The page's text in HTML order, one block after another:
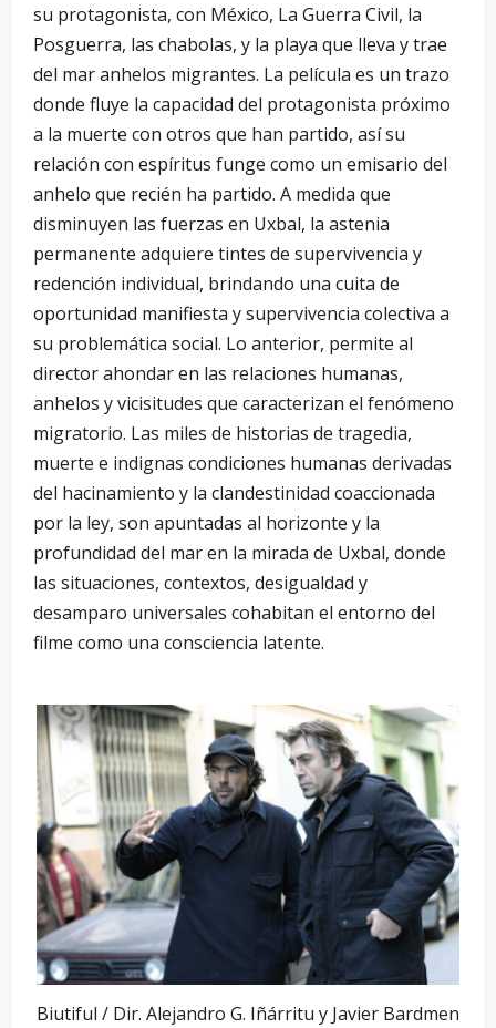
su protagonista, con México, La Guerra Civil, la
Posguerra, las chabolas, y la playa que lleva y trae
del mar anhelos migrantes. La película es un trazo
donde fluye la capacidad del protagonista próximo
a la muerte con otros que han partido, así su
relación con espíritus funge como un emisario del
anhelo que recién ha partido. A medida que
disminuyen las fuerzas en Uxbal, la astenia
permanente adquiere tintes de supervivencia y
redención individual, brindando una cuita de
oportunidad manifiesta y supervivencia colectiva a
su problemática social. Lo anterior, permite al
director ahondar en las relaciones humanas,
anhelos y vicisitudes que caracterizan el fenómeno
migratorio. Las miles de historias de tragedia,
muerte e indignas condiciones humanas derivadas
del hacinamiento y la clandestinidad coaccionada
por la ley, son apuntadas al horizonte y la
profundidad del mar en la mirada de Uxbal, donde
las situaciones, contextos, desigualdad y
desamparo universales cohabitan el entorno del
filme como una consciencia latente.
Biutiful / Dir. Alejandro G. Iñárritu y Javier Bardmen